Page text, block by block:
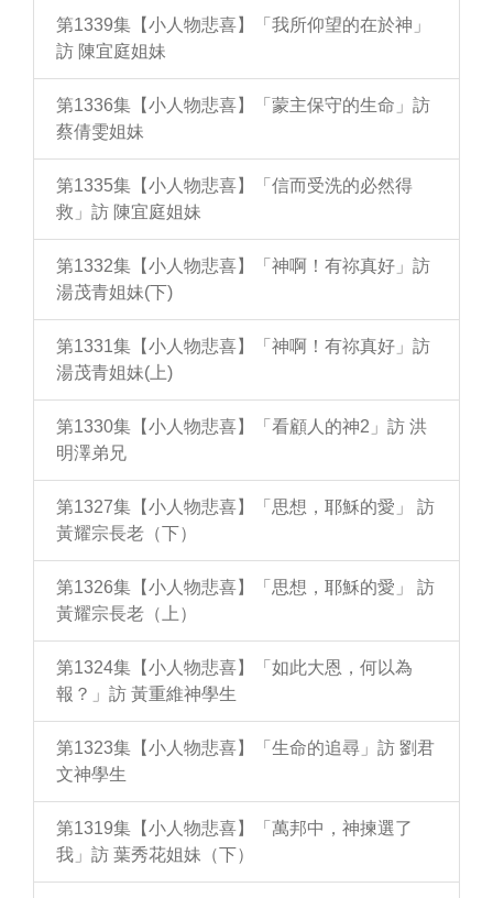
第1339集【小人物悲喜】「我所仰望的在於神」
訪 陳宜庭姐妹
第1336集【小人物悲喜】「蒙主保守的生命」訪
蔡倩雯姐妹
第1335集【小人物悲喜】「信而受洗的必然得
救」訪 陳宜庭姐妹
第1332集【小人物悲喜】「神啊！有祢真好」訪
湯茂青姐妹(下)
第1331集【小人物悲喜】「神啊！有祢真好」訪
湯茂青姐妹(上)
第1330集【小人物悲喜】「看顧人的神2」訪 洪
明澤弟兄
第1327集【小人物悲喜】「思想，耶穌的愛」 訪
黃耀宗長老（下）
第1326集【小人物悲喜】「思想，耶穌的愛」 訪
黃耀宗長老（上）
第1324集【小人物悲喜】「如此大恩，何以為
報？」訪 黃重維神學生
第1323集【小人物悲喜】「生命的追尋」訪 劉君
文神學生
第1319集【小人物悲喜】「萬邦中，神揀選了
我」訪 葉秀花姐妹（下）